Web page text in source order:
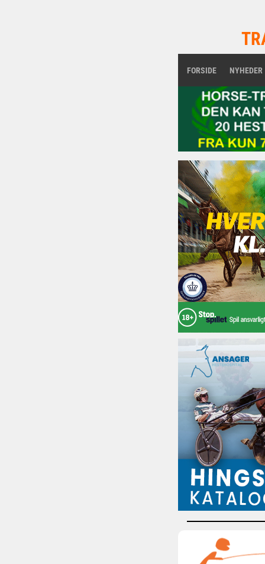
FORSIDE NYHEDER